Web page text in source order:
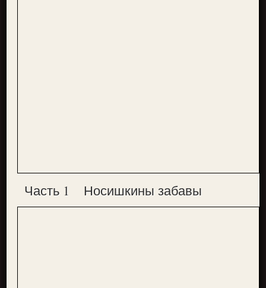
Часть 1 Носишкины забавы